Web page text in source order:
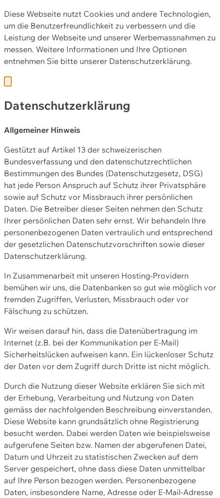
Diese Webseite nutzt Cookies und andere Technologien,
um die Benutzerfreundlichkeit zu verbessern und die
Leistung der Webseite und unserer Werbemassnahmen zu
messen. Weitere Informationen und Ihre Optionen
entnehmen Sie bitte unserer Datenschutzerklärung.
Datenschutzerklärung
Allgemeiner Hinweis
Gestützt auf Artikel 13 der schweizerischen
Bundesverfassung und den datenschutzrechtlichen
Bestimmungen des Bundes (Datenschutzgesetz, DSG)
hat jede Person Anspruch auf Schutz ihrer Privatsphäre
sowie auf Schutz vor Missbrauch ihrer persönlichen
Daten. Die Betreiber dieser Seiten nehmen den Schutz
Ihrer persönlichen Daten sehr ernst. Wir behandeln Ihre
personenbezogenen Daten vertraulich und entsprechend
der gesetzlichen Datenschutzvorschriften sowie dieser
Datenschutzerklärung.
In Zusammenarbeit mit unseren Hosting-Providern
bemühen wir uns, die Datenbanken so gut wie möglich vor
fremden Zugriffen, Verlusten, Missbrauch oder vor
Fälschung zu schützen.
Wir weisen darauf hin, dass die Datenübertragung im
Internet (z.B. bei der Kommunikation per E-Mail)
Sicherheitslücken aufweisen kann. Ein lückenloser Schutz
der Daten vor dem Zugriff durch Dritte ist nicht möglich.
Durch die Nutzung dieser Website erklären Sie sich mit
der Erhebung, Verarbeitung und Nutzung von Daten
gemäss der nachfolgenden Beschreibung einverstanden.
Diese Website kann grundsätzlich ohne Registrierung
besucht werden. Dabei werden Daten wie beispielsweise
aufgerufene Seiten bzw. Namen der abgerufenen Datei,
Datum und Uhrzeit zu statistischen Zwecken auf dem
Server gespeichert, ohne dass diese Daten unmittelbar
auf Ihre Person bezogen werden. Personenbezogene
Daten, insbesondere Name, Adresse oder E-Mail-Adresse